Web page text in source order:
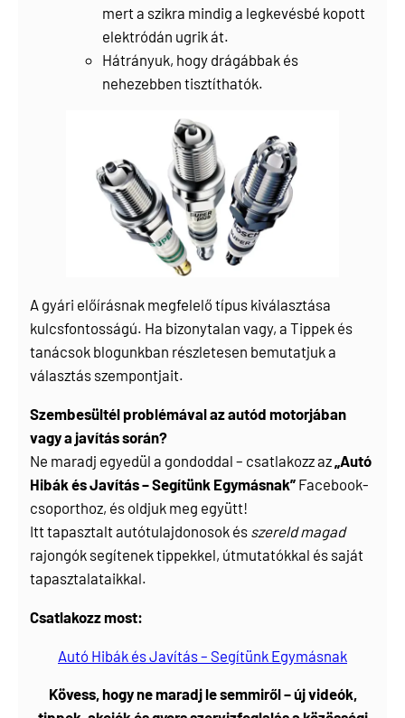
mert a szikra mindig a legkevésbé kopott
elektródán ugrik át.
Hátrányuk, hogy drágábbak és
nehezebben tisztíthatók.
A gyári előírásnak megfelelő típus kiválasztása
kulcsfontosságú. Ha bizonytalan vagy, aTippek és
tanácsok blogunkban részletesen bemutatjuk a
választás szempontjait.
Szembesültél problémával az autód motorjában
vagy a javítás során?
Ne maradj egyedül a gondoddal – csatlakozz az „Autó
Hibák és Javítás – Segítünk Egymásnak” Facebook-
csoporthoz, és oldjuk meg együtt!
Itt tapasztalt autótulajdonosok és szereld magad
rajongók segítenek tippekkel, útmutatókkal és saját
tapasztalataikkal.
Csatlakozz most:
Autó Hibák és Javítás – Segítünk Egymásnak
Kövess, hogy ne maradj le semmiről – új videók,